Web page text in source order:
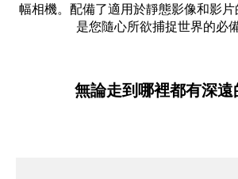
幅相機。配備了適用於靜態影像和影片
是您隨心所欲捕捉世界的必
無論走到哪裡都有深遠